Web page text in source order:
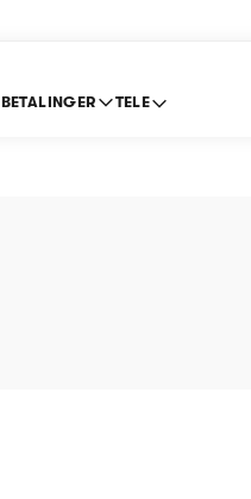
BETALINGER TELE